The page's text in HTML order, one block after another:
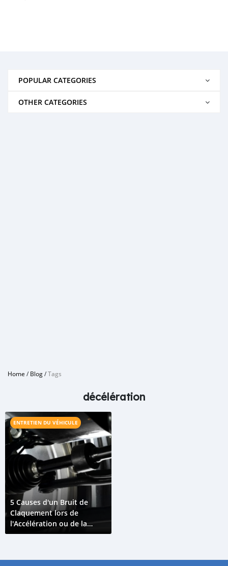
POPULAR CATEGORIES
OTHER CATEGORIES
Home /Blog/Tags
décélération
ENTRETIEN DU VÉHICULE
5 Causes d'un Bruit de
Claquement lors de
l'Accélération ou de la
Décélération